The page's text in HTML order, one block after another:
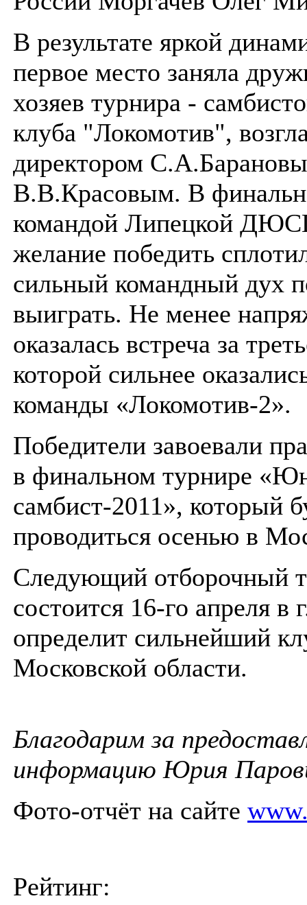
В результате яркой
первое место заняла
хозяев турнира -
клуба "Локомотив",
директором
В.В.Красовым. В
командой Липецкой
желание победить
сильный командный дух
выиграть. Не менее
оказалась встреча за
которой сильнее
команды «Локомотив-2».
Победители завоевали
в финальном турнире
самбист-2011», который
проводиться осенью в
Следующий отборочный
состоится 16-го апреля в
определит сильнейший
Московской области.
Благодарим за
информацию Юрия
Фото-отчёт на сайте
Рейтинг: